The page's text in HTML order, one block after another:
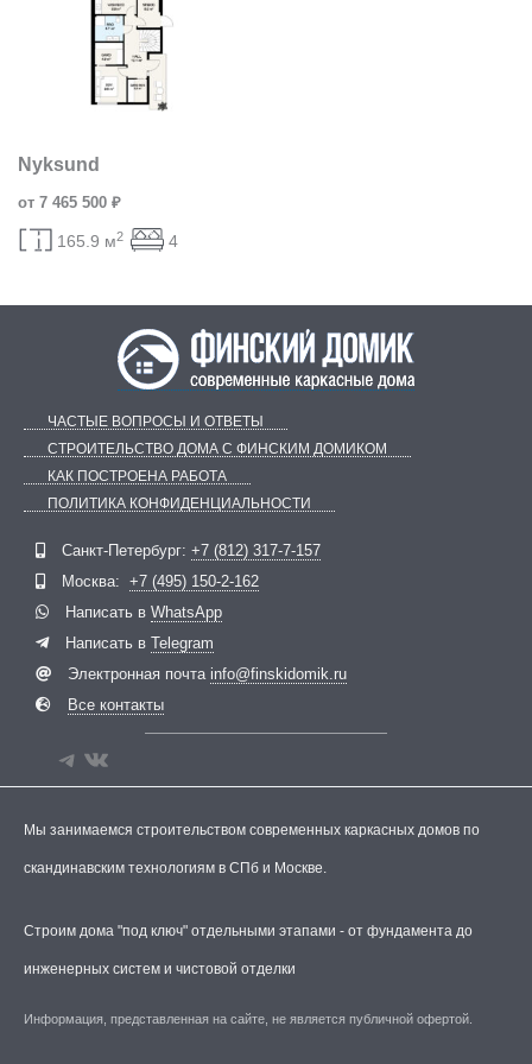
Nyksund
от 7 465 500 ₽
165.9 м2 4
ЧАСТЫЕ ВОПРОСЫ И ОТВЕТЫ
СТРОИТЕЛЬСТВО ДОМА С ФИНСКИМ ДОМИКОМ
КАК ПОСТРОЕНА РАБОТА
ПОЛИТИКА КОНФИДЕНЦИАЛЬНОСТИ
Санкт-Петербург: +7 (812) 317-7-157
Москва: +7 (495) 150-2-162
Написать в WhatsApp
Написать в Telegram
Электронная почта info@finskidomik.ru
Все контакты
Мы занимаемся строительством современных каркасных домов по
скандинавским технологиям в СПб и Москве.
Строим дома "под ключ" отдельными этапами - от фундамента до
инженерных систем и чистовой отделки
Информация, представленная на сайте, не является публичной офертой.